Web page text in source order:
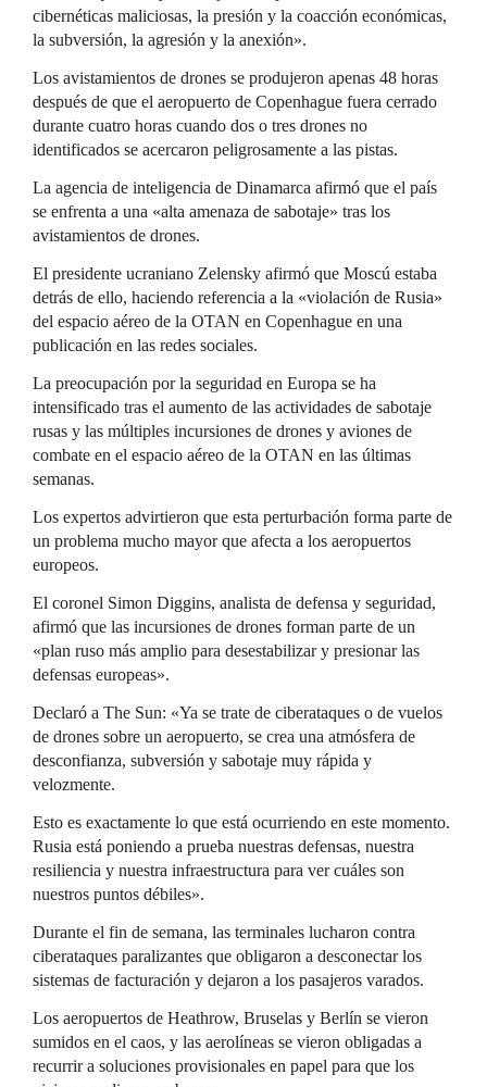
cibernéticas maliciosas, la presión y la coacción económicas,
la subversión, la agresión y la anexión».
Los avistamientos de drones se produjeron apenas 48 horas
después de que el aeropuerto de Copenhague fuera cerrado
durante cuatro horas cuando dos o tres drones no
identificados se acercaron peligrosamente a las pistas.
La agencia de inteligencia de Dinamarca afirmó que el país
se enfrenta a una «alta amenaza de sabotaje» tras los
avistamientos de drones.
El presidente ucraniano Zelensky afirmó que Moscú estaba
detrás de ello, haciendo referencia a la «violación de Rusia»
del espacio aéreo de la OTAN en Copenhague en una
publicación en las redes sociales.
La preocupación por la seguridad en Europa se ha
intensificado tras el aumento de las actividades de sabotaje
rusas y las múltiples incursiones de drones y aviones de
combate en el espacio aéreo de la OTAN en las últimas
semanas.
Los expertos advirtieron que esta perturbación forma parte de
un problema mucho mayor que afecta a los aeropuertos
europeos.
El coronel Simon Diggins, analista de defensa y seguridad,
afirmó que las incursiones de drones forman parte de un
«plan ruso más amplio para desestabilizar y presionar las
defensas europeas».
Declaró a The Sun: «Ya se trate de ciberataques o de vuelos
de drones sobre un aeropuerto, se crea una atmósfera de
desconfianza, subversión y sabotaje muy rápida y
velozmente.
Esto es exactamente lo que está ocurriendo en este momento.
Rusia está poniendo a prueba nuestras defensas, nuestra
resiliencia y nuestra infraestructura para ver cuáles son
nuestros puntos débiles».
Durante el fin de semana, las terminales lucharon contra
ciberataques paralizantes que obligaron a desconectar los
sistemas de facturación y dejaron a los pasajeros varados.
Los aeropuertos de Heathrow, Bruselas y Berlín se vieron
sumidos en el caos, y las aerolíneas se vieron obligadas a
recurrir a soluciones provisionales en papel para que los